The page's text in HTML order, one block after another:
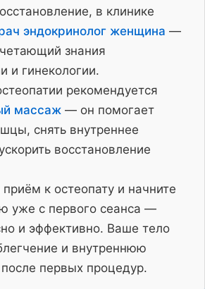
в клинике
эндокринолог женщина —
знания
и гинекологии.
рекомендуется
массаж — он помогает
снять внутреннее
восстановление
к остеопату и начните
уже с первого сеанса —
и эффективно. Ваше тело
и внутреннюю
первых процедур.